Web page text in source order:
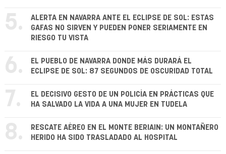
5.
ALERTA EN NAVARRA ANTE EL ECLIPSE DE SOL: ESTAS
GAFAS NO SIRVEN Y PUEDEN PONER SERIAMENTE EN
RIESGO TU VISTA
6.
EL PUEBLO DE NAVARRA DONDE MÁS DURARÁ EL
ECLIPSE DE SOL: 87 SEGUNDOS DE OSCURIDAD TOTAL
7.
EL DECISIVO GESTO DE UN POLICÍA EN PRÁCTICAS QUE
HA SALVADO LA VIDA A UNA MUJER EN TUDELA
8.
RESCATE AÉREO EN EL MONTE BERIAIN: UN MONTAÑERO
HERIDO HA SIDO TRASLADADO AL HOSPITAL